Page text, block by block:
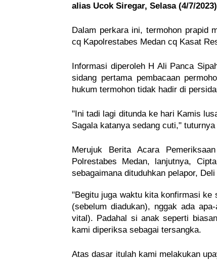
alias Ucok Siregar, Selasa (4/7/
Dalam perkara ini, termohon prapid
cq Kapolrestabes Medan cq Kasat
Informasi diperoleh H Ali Panca
sidang pertama pembacaan
hukum termohon tidak hadir di
"Ini tadi lagi ditunda ke hari Kamis
Sagala katanya sedang cuti,"
Merujuk Berita Acara
Polrestabes Medan, lanjutnya,
sebagaimana dituduhkan pelapor,
"Begitu juga waktu kita konfirmasi ke
(sebelum diadukan), nggak ada
vital). Padahal si anak seperti
kami diperiksa sebagai tersangka.
Atas dasar itulah kami melakukan